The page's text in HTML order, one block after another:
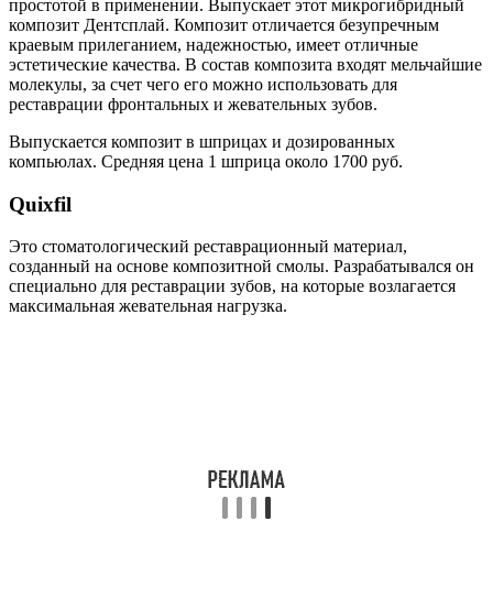
простотой в применении. Выпускает этот микрогибридный
композит Дентсплай. Композит отличается безупречным
краевым прилеганием, надежностью, имеет отличные
эстетические качества. В состав композита входят мельчайшие
молекулы, за счет чего его можно использовать для
реставрации фронтальных и жевательных зубов.
Выпускается композит в шприцах и дозированных
компьюлах. Средняя цена 1 шприца около 1700 руб.
Quixfil
Это стоматологический реставрационный материал,
созданный на основе композитной смолы. Разрабатывался он
специально для реставрации зубов, на которые возлагается
максимальная жевательная нагрузка.